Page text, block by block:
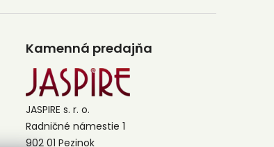
Kamenná predajňa
JASPIRE s. r. o.
Radničné námestie 1
902 01 Pezinok